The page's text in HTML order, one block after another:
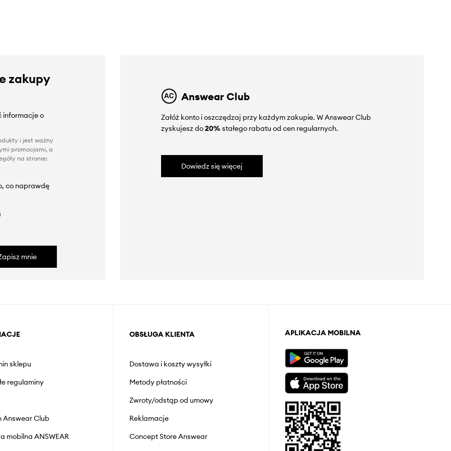
zakupy
informacje o
i jest ważny
promocjami, a
na stronie:
co naprawdę
mnie
Answear Club
Załóż konto i oszczędzaj przy każdym zakupie. W Answear Club
zyskujesz do20%stałego rabatu od cen regularnych.
Dowiedz się więcej
sklepu
regulaminy
Answear Club
mobilna ANSWEAR
OBSŁUGA KLIENTA
Dostawa i koszty wysyłki
Metody płatności
Zwroty/odstąp od umowy
Reklamacje
Concept Store Answear
APLIKACJA MOBILNA